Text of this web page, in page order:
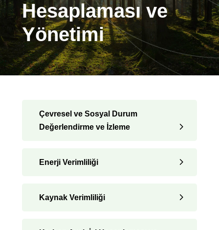
Hesaplaması ve
Yönetimi
Çevresel ve Sosyal Durum
Değerlendirme ve İzleme
Enerji Verimliliği
Kaynak Verimliliği